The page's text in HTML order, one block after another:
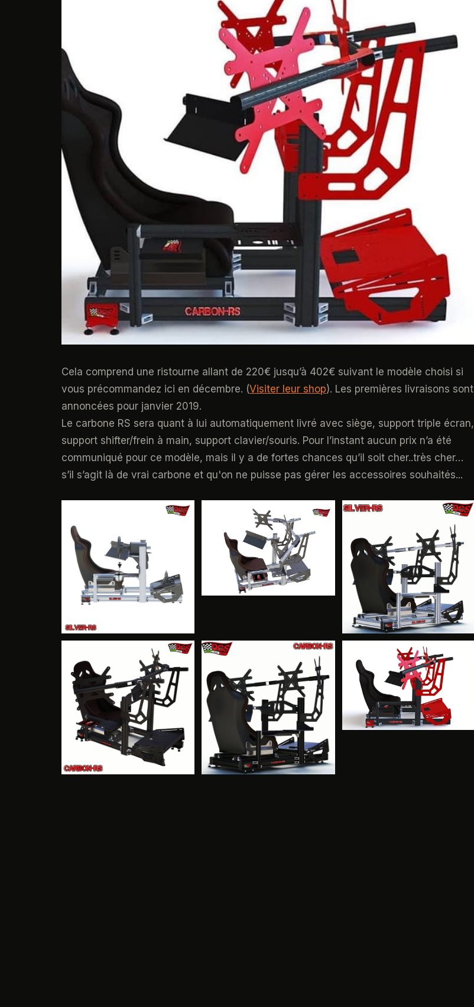
Cela comprend une ristourne allant de 220€ jusqu’à 402€ suivant le modèle choisi si
vous précommandez ici en décembre. (Visiter leur shop). Les premières livraisons sont
annoncées pour janvier 2019.
Le carbone RS sera quant à lui automatiquement livré avec siège, support triple écran,
support shifter/frein à main, support clavier/souris. Pour l’instant aucun prix n’a été
communiqué pour ce modèle, mais il y a de fortes chances qu’il soit cher..très cher…
s’il s’agit là de vrai carbone et qu'on ne puisse pas gérer les accessoires souhaités...